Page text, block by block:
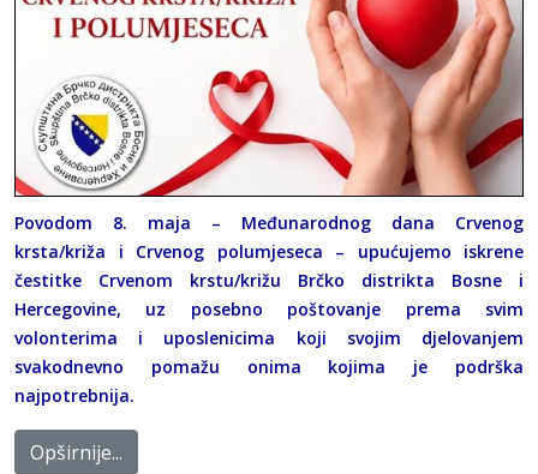
Povodom 8. maja – Međunarodnog dana Crvenog
krsta/križa i Crvenog polumjeseca – upućujemo iskrene
čestitke Crvenom krstu/križu Brčko distrikta Bosne i
Hercegovine, uz posebno poštovanje prema svim
volonterima i uposlenicima koji svojim djelovanjem
svakodnevno pomažu onima kojima je podrška
najpotrebnija.
Opširnije...